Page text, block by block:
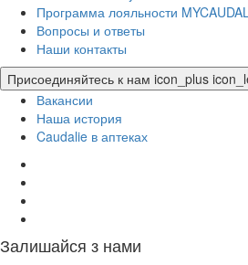
Программа лояльности
Вопросы и ответы
Наши контакты
Присоединяйтесь к нам icon_plus
Вакансии
Наша история
Caudalie в аптеках
Залишайся з нами